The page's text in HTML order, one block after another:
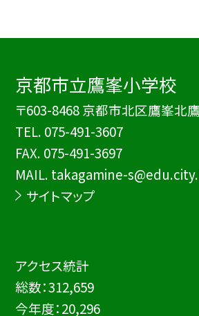
京都市立鷹峯小学校
〒603-8468 京都市北区鷹峯北
TEL. 075-491-3607
FAX. 075-491-3697
MAIL. takagamine-
サイトマップ
アクセス統計
総数：312,659
今年度：20,296